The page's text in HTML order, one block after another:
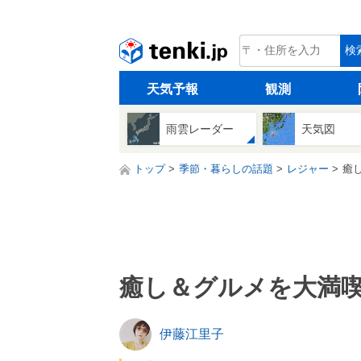
tenki.jp 検
天気予報 観測
雨雲レーダー 天気図
トップ 季節・暮らしの話題 レジャー 癒
癒し＆グルメを大満
伊藤江里子